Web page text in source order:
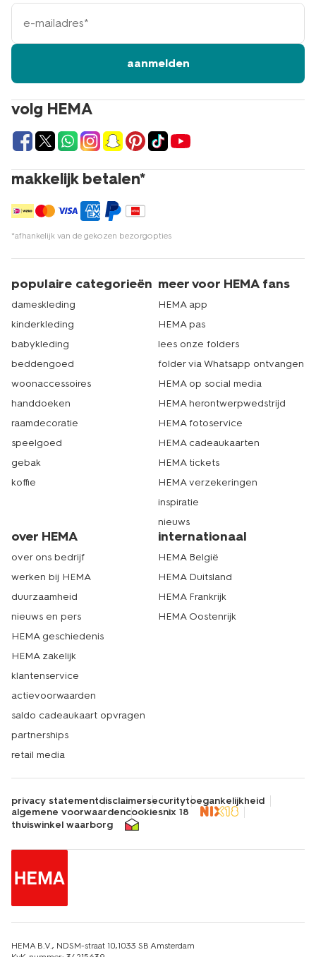
volg HEMA
makkelijk betalen*
*afhankelijk van de gekozen bezorgopties
e-
mailadres
aanmelden
populaire categorieën
dameskleding
kinderkleding
babykleding
beddengoed
woonaccessoires
handdoeken
raamdecoratie
speelgoed
gebak
koffie
meer voor HEMA fans
HEMA app
HEMA pas
lees onze folders
folder via Whatsapp ontvangen
HEMA op social media
HEMA herontwerpwedstrijd
HEMA fotoservice
HEMA cadeaukaarten
HEMA tickets
HEMA verzekeringen
inspiratie
nieuws
over HEMA
over ons bedrijf
werken bij HEMA
duurzaamheid
nieuws en pers
HEMA geschiedenis
HEMA zakelijk
klantenservice
actievoorwaarden
saldo cadeaukaart opvragen
partnerships
retail media
internationaal
HEMA België
HEMA Duitsland
HEMA Frankrijk
HEMA Oostenrijk
privacy statementdisclaimersecuritytoegankelijkheid
algemene voorwaardencookiesnix 18
thuiswinkel waarborg
HEMA B.V., NDSM-straat 10,1033 SB Amsterdam